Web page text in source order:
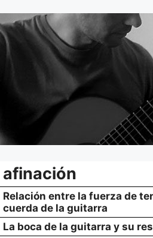
afinación
Relación entre la fuerza de
cuerda de la guitarra
La boca de la guitarra y su